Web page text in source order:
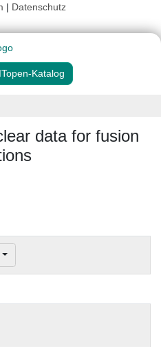
| Datenschutz
Katalog
data for fusion